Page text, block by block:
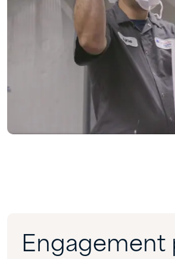
Engagement